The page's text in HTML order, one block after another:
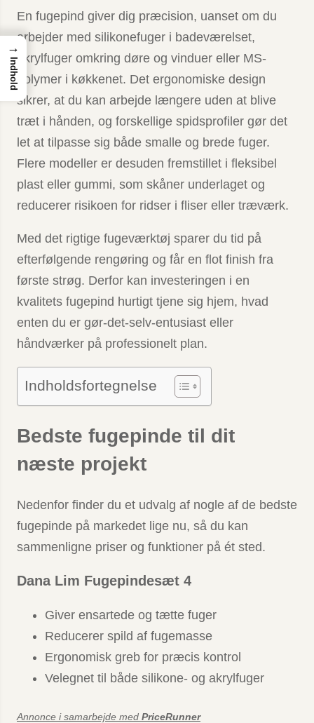
En fugepind giver dig præcision, uanset om du
arbejder med silikonefuger i badeværelset,
akrylfuger omkring døre og vinduer eller MS-
polymer i køkkenet. Det ergonomiske design
sikrer, at du kan arbejde længere uden at blive
træt i hånden, og forskellige spidsprofiler gør det
let at tilpasse sig både smalle og brede fuger.
Flere modeller er desuden fremstillet i fleksibel
plast eller gummi, som skåner underlaget og
reducerer risikoen for ridser i fliser eller træværk.
Med det rigtige fugeværktøj sparer du tid på
efterfølgende rengøring og får en flot finish fra
første strøg. Derfor kan investeringen i en
kvalitets fugepind hurtigt tjene sig hjem, hvad
enten du er gør-det-selv-entusiast eller
håndværker på professionelt plan.
Indholdsfortegnelse
Bedste fugepinde til dit
næste projekt
Nedenfor finder du et udvalg af nogle af de bedste
fugepinde på markedet lige nu, så du kan
sammenligne priser og funktioner på ét sted.
Dana Lim Fugepindesæt 4
Giver ensartede og tætte fuger
Reducerer spild af fugemasse
Ergonomisk greb for præcis kontrol
Velegnet til både silikone- og akrylfuger
Annonce i samarbejde med PriceRunner
→
Indhold